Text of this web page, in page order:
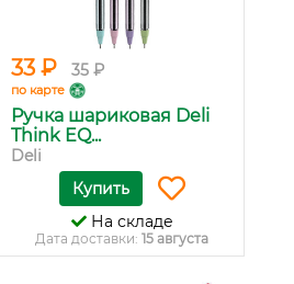
33 ₽ 35 ₽
по карте
Ручка шариковая Deli
Think EQ...
Deli
Купить
На складе
Дата доставки: 15 августа